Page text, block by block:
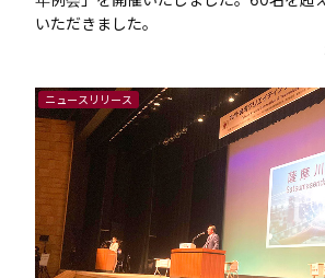
いただきました。
ニュースリリース